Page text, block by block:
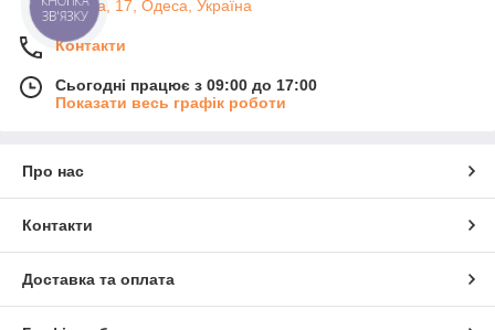
Базова, 17, Одеса, Україна
Контакти
Сьогодні працює з 09:00 до 17:00
Показати весь графік роботи
Про нас
Контакти
Доставка та оплата
КНОПКА
ЗВ'ЯЗКУ